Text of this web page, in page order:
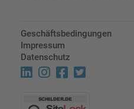
Geschäftsbedingungen
Impressum
Datenschutz